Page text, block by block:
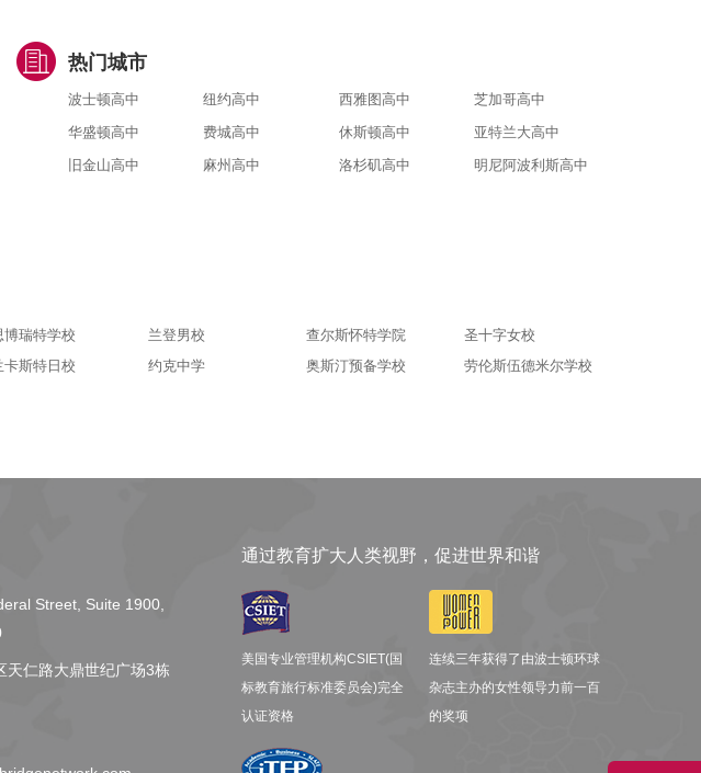
热门城市
波士顿高中 纽约高中 西雅图高中
芝加哥高中
华盛顿高中
费城高中 休斯顿高中
亚特兰大高中
旧金山高中
麻州高中 洛杉矶高中 明尼阿波利斯高中
博瑞特学校 兰登男校 查尔斯怀特学院
圣十字女校
卡斯特日校 约克中学 奥斯汀预备学校
劳伦斯伍德米尔学校
Street, Suite 1900,
天仁路大鼎世纪广场3栋
通过教育扩大人类视野，促进世界和谐
美国专业管理机构CSIET(国
标教育旅行标准委员会)完全
认证资格
连续三年获得了由波士顿环球
杂志主办的女性领导力前一百
的奖项